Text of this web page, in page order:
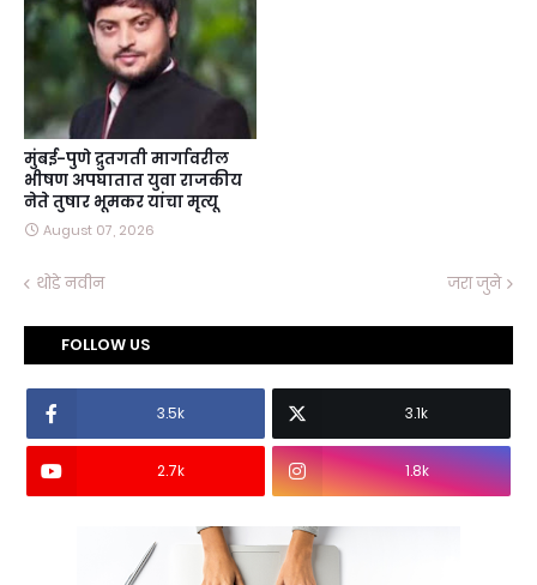
मुंबई-पुणे द्रुतगती मार्गावरील
भीषण अपघातात युवा राजकीय
नेते तुषार भूमकर यांचा मृत्यू
August 07, 2026
थोडे नवीन जरा जुने
FOLLOW US
3.5k 3.1k
2.7k 1.8k